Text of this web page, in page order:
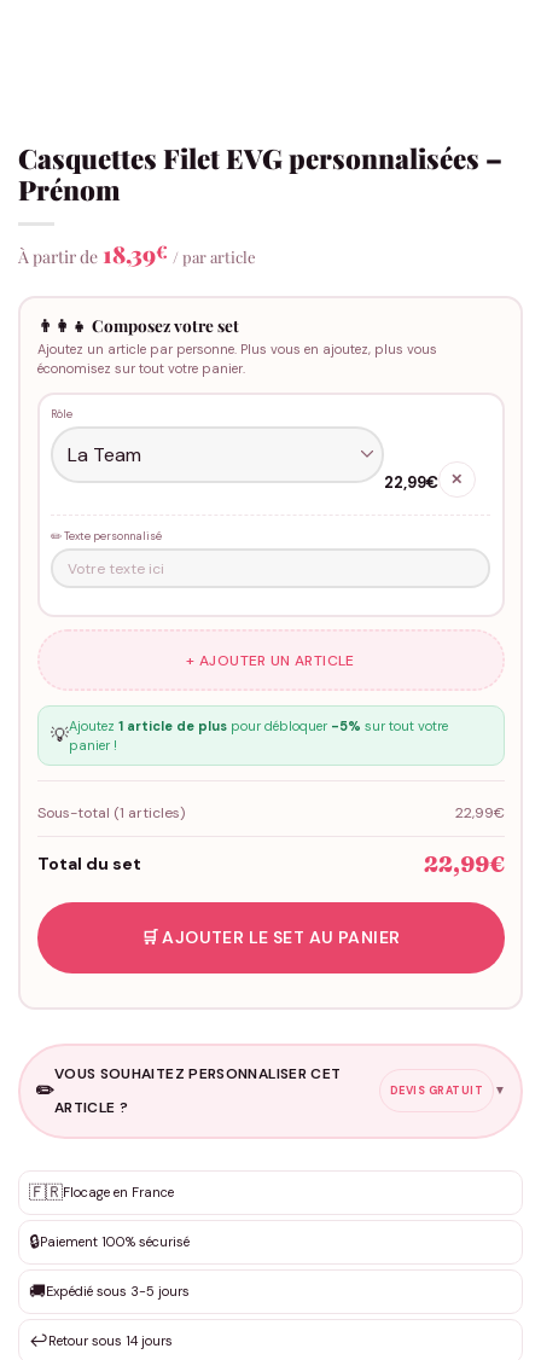
Casquettes Filet EVG personnalisées –
Prénom
À partir de 18,39€ / par article
👨‍👩‍👧 Composez votre set
Ajoutez un article par personne. Plus vous en ajoutez, plus vous
économisez sur tout votre panier.
Rôle
22,99€ ✕
✏️ Texte personnalisé
+ AJOUTER UN ARTICLE
💡Ajoutez 1 article de pluspour débloquer -5% sur tout votre
panier !
Sous-total (1 articles) 22,99€
Total du set 22,99€
🛒 AJOUTER LE SET AU PANIER
✏️
VOUS SOUHAITEZ PERSONNALISER CET
ARTICLE ?
DEVIS GRATUIT ▼
✨ Personnalisation sur mesure
DEVIS GRATUIT · Personnalisation de 3 à 10€ selon la demande
Que souhaitez-vous ?*
🇫🇷Flocage en France
🔒Paiement 100% sécurisé
🚚Expédié sous 3-5 jours
↩️Retour sous 14 jours